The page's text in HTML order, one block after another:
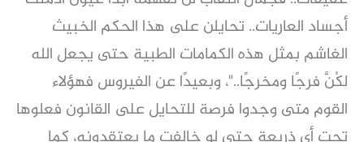
أجساد العاريات.. تحايلن على هذا الحكم الخبيث
الغاشم بمثل هذه الكمامات الطبية حتى يجعل الله
لكُنَّ فرجًا ومخرجًا.."، وبعيدًا عن الفيروس فهؤلاء
القوم متى وجدوا فرصة للتحايل على القانون فعلوها